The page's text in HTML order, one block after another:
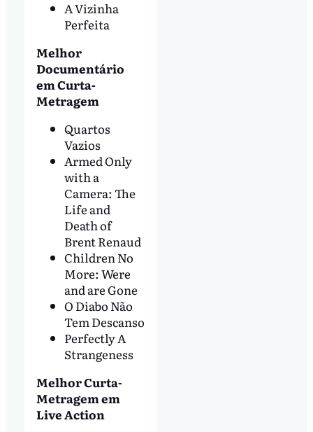
A Vizinha
Perfeita
Melhor
Documentário
em Curta-
Metragem
Quartos
Vazios
Armed Only
with a
Camera: The
Life and
Death of
Brent Renaud
Children No
More: Were
and are Gone
O Diabo Não
Tem Descanso
Perfectly A
Strangeness
Melhor Curta-
Metragem em
Live Action